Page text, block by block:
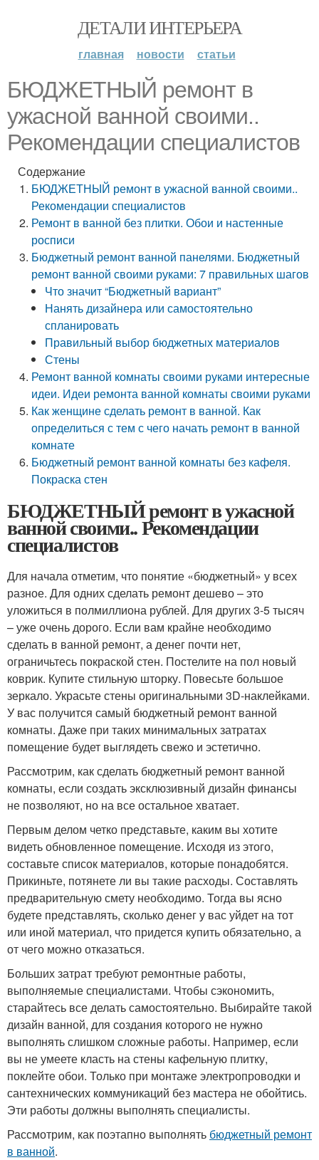
ДЕТАЛИ ИНТЕРЬЕРА
главная новости статьи
БЮДЖЕТНЫЙ ремонт в
ужасной ванной своими..
Рекомендации специалистов
Содержание
БЮДЖЕТНЫЙ ремонт в ужасной ванной своими..
Рекомендации специалистов
Ремонт в ванной без плитки. Обои и настенные
росписи
Бюджетный ремонт ванной панелями. Бюджетный
ремонт ванной своими руками: 7 правильных шагов
Что значит “Бюджетный вариант”
Нанять дизайнера или самостоятельно
спланировать
Правильный выбор бюджетных материалов
Стены
Ремонт ванной комнаты своими руками интересные
идеи. Идеи ремонта ванной комнаты своими руками
Как женщине сделать ремонт в ванной. Как
определиться с тем с чего начать ремонт в ванной
комнате
Бюджетный ремонт ванной комнаты без кафеля.
Покраска стен
БЮДЖЕТНЫЙ ремонт в ужасной
ванной своими.. Рекомендации
специалистов
Для начала отметим, что понятие «бюджетный» у всех
разное. Для одних сделать ремонт дешево – это
уложиться в полмиллиона рублей. Для других 3-5 тысяч
– уже очень дорого. Если вам крайне необходимо
сделать в ванной ремонт, а денег почти нет,
ограничьтесь покраской стен. Постелите на пол новый
коврик. Купите стильную шторку. Повесьте большое
зеркало. Украсьте стены оригинальными 3D-наклейками.
У вас получится самый бюджетный ремонт ванной
комнаты. Даже при таких минимальных затратах
помещение будет выглядеть свежо и эстетично.
Рассмотрим, как сделать бюджетный ремонт ванной
комнаты, если создать эксклюзивный дизайн финансы
не позволяют, но на все остальное хватает.
Первым делом четко представьте, каким вы хотите
видеть обновленное помещение. Исходя из этого,
составьте список материалов, которые понадобятся.
Прикиньте, потянете ли вы такие расходы. Составлять
предварительную смету необходимо. Тогда вы ясно
будете представлять, сколько денег у вас уйдет на тот
или иной материал, что придется купить обязательно, а
от чего можно отказаться.
Больших затрат требуют ремонтные работы,
выполняемые специалистами. Чтобы сэкономить,
старайтесь все делать самостоятельно. Выбирайте такой
дизайн ванной, для создания которого не нужно
выполнять слишком сложные работы. Например, если
вы не умеете класть на стены кафельную плитку,
поклейте обои. Только при монтаже электропроводки и
сантехнических коммуникаций без мастера не обойтись.
Эти работы должны выполнять специалисты.
Рассмотрим, как поэтапно выполнять бюджетный ремонт
в ванной.